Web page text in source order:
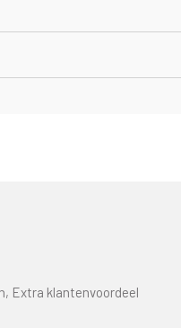
Extra klantenvoordeel